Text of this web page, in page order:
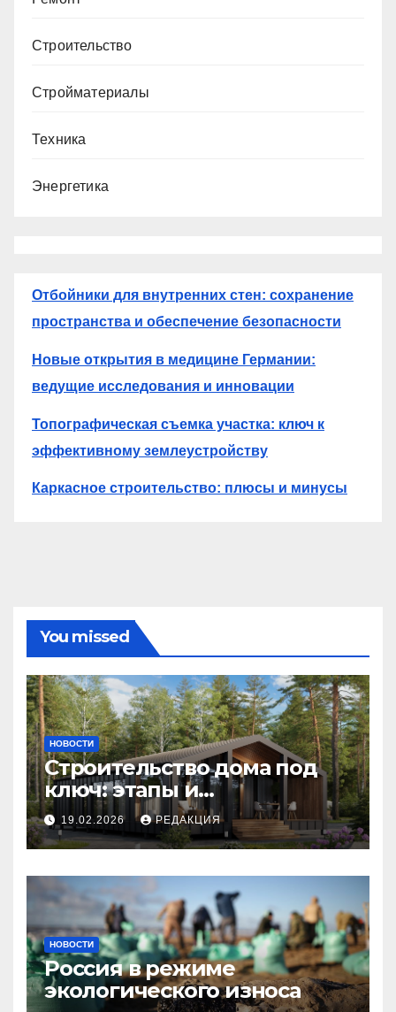
Строительство
Стройматериалы
Техника
Энергетика
Отбойники для внутренних стен: сохранение
пространства и обеспечение безопасности
Новые открытия в медицине Германии:
ведущие исследования и инновации
Топографическая съемка участка: ключ к
эффективному землеустройству
Каркасное строительство: плюсы и минусы
You missed
НОВОСТИ
Строительство дома под
ключ: этапы и
планирование бюджета
19.02.2026 РЕДАКЦИЯ
НОВОСТИ
Россия в режиме
экологического износа